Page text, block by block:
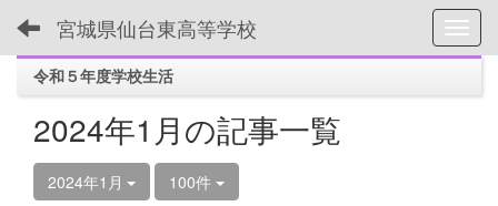
宮城県仙台東高等学校
令和５年度学校生活
2024年1月の記事一覧
2024年1月 100件